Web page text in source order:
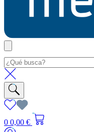
0 0,00 €